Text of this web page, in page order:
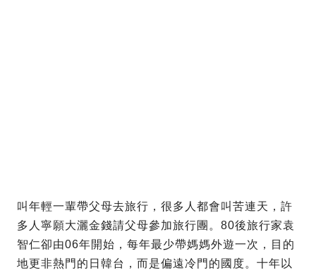
叫年輕一輩帶父母去旅行，很多人都會叫苦連天，許
多人寧願大灑金錢請父母參加旅行團。80後旅行家袁
智仁卻由06年開始，每年最少帶媽媽外遊一次，目的
地更非熱門的日韓台，而是偏遠冷門的國度。十年以